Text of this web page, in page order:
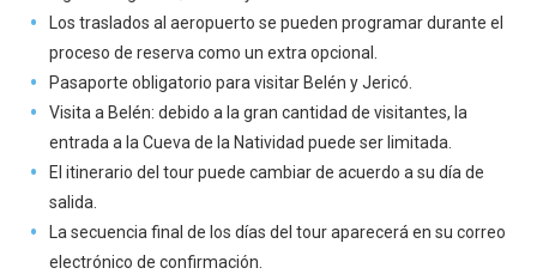
Los traslados al aeropuerto se pueden programar durante el
proceso de reserva como un extra opcional.
Pasaporte obligatorio para visitar Belén y Jericó.
Visita a Belén: debido a la gran cantidad de visitantes, la
entrada a la Cueva de la Natividad puede ser limitada.
El itinerario del tour puede cambiar de acuerdo a su día de
salida.
La secuencia final de los días del tour aparecerá en su correo
electrónico de confirmación.